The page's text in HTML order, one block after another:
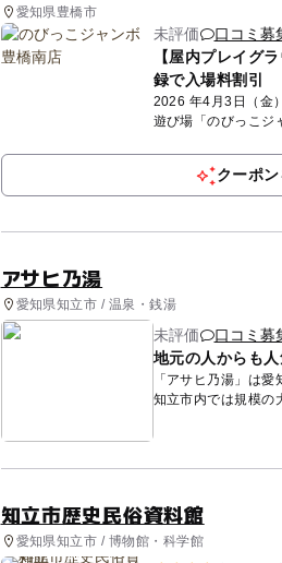
愛知県豊橋市
未評価
口コミ募
【屋内プレイグ
録で入場料割引
2026 年4月3日（金
遊び場「のびっこ
クーポ
アサヒ乃湯
愛知県知立市 / 温泉・銭湯
未評価
口コミ募
地元の人からも人
「アサヒ乃湯」は
知立市内では規模の
や、電気風呂...
知立市歴史民俗資料館
愛知県知立市 / 博物館・科学館